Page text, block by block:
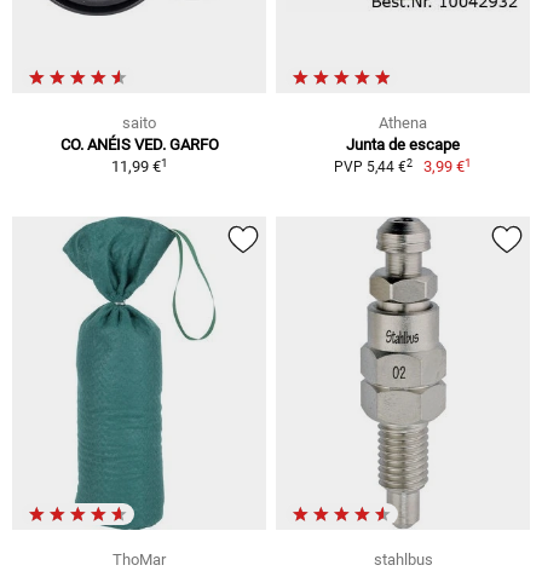
saito
CO. ANÉIS VED. GARFO
11,99 €1
Athena
Junta de escape
PVP 5,44 €2 3,99 €1
ThoMar
stahlbus